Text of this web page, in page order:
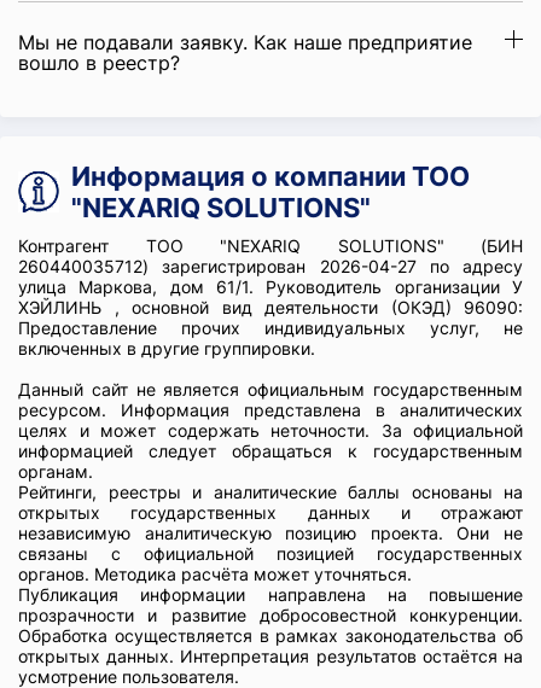
Мы не подавали заявку. Как наше предприятие
вошло в реестр?
Информация о компании ТОО
"NEXARIQ SOLUTIONS"
Контрагент ТОО "NEXARIQ SOLUTIONS" (БИН
260440035712) зарегистрирован 2026-04-27 по адресу
улица Маркова, дом 61/1. Руководитель организации У
ХЭЙЛИНЬ , основной вид деятельности (ОКЭД) 96090:
Предоставление прочих индивидуальных услуг, не
включенных в другие группировки.
Данный сайт не является официальным государственным
ресурсом. Информация представлена в аналитических
целях и может содержать неточности. За официальной
информацией следует обращаться к государственным
органам.
Рейтинги, реестры и аналитические баллы основаны на
открытых государственных данных и отражают
независимую аналитическую позицию проекта. Они не
связаны с официальной позицией государственных
органов. Методика расчёта может уточняться.
Публикация информации направлена на повышение
прозрачности и развитие добросовестной конкуренции.
Обработка осуществляется в рамках законодательства об
открытых данных. Интерпретация результатов остаётся на
усмотрение пользователя.